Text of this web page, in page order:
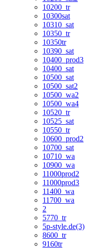
10200_tr
10300sat
10310_sat
10350_tr
10350tr
10390_sat
10400_prod3
10400_sat
10500_sat
10500_sat2
10500_wa2
10500_wa4
10520_tr
10525_sat
10550_tr
10600_prod2
10700_sat
10710_wa
10900_wa
11000prod2
11000prod3
11400_wa
11700_wa
2
5770_tr
5p-style.de(3)
8600_tr
9160tr